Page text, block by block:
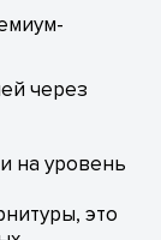
через
на уровень
это